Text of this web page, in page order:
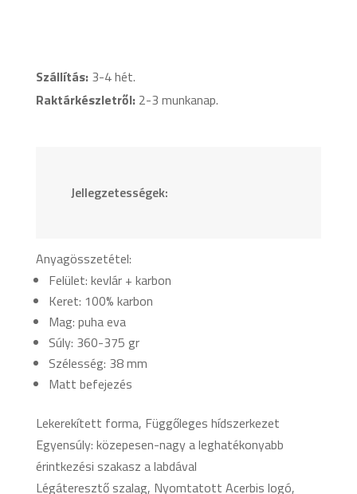
Szállítás:3-4 hét.
Raktárkészletről:2-3 munkanap.
Jellegzetességek:
Anyagösszetétel:
Felület: kevlár + karbon
Keret: 100% karbon
Mag: puha eva
Súly: 360-375 gr
Szélesség: 38 mm
Matt befejezés
Lekerekített forma, Függőleges hídszerkezet
Egyensúly: közepesen-nagy a leghatékonyabb
érintkezési szakasz a labdával
Légáteresztő szalag, Nyomtatott Acerbis logó,